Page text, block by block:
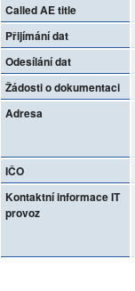
Called AE title
Přijímání dat
Odesílání dat
Žádosti o dokumentaci
Adresa
IČO
Kontaktní informace IT
provoz